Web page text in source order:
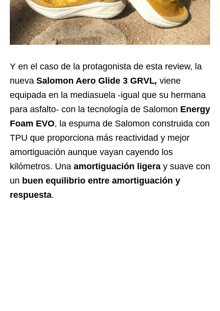
Y en el caso de la protagonista de esta review, la
nueva Salomon Aero Glide 3 GRVL, viene
equipada en la mediasuela -igual que su hermana
para asfalto- con la tecnología de Salomon Energy
Foam EVO, la espuma de Salomon construida con
TPU que proporciona más reactividad y mejor
amortiguación aunque vayan cayendo los
kilómetros. Una amortiguación ligera y suave con
un buen equilibrio entre amortiguación y
respuesta.